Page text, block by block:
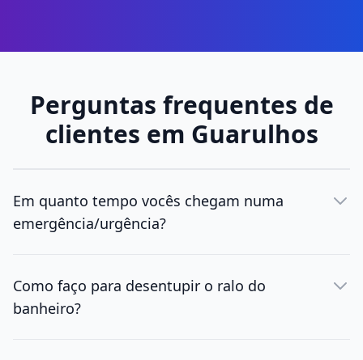
Perguntas frequentes de
clientes em Guarulhos
Em quanto tempo vocês chegam numa
emergência/urgência?
Como faço para desentupir o ralo do
banheiro?